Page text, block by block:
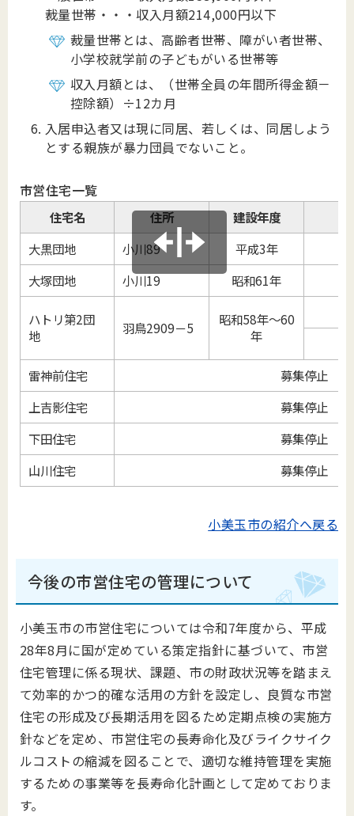
裁量世帯・・・収入月額214,000円以下
裁量世帯とは、高齢者世帯、障がい者世帯、
小学校就学前の子どもがいる世帯等
収入月額とは、（世帯全員の年間所得金額－
控除額）÷12カ月
入居申込者又は現に同居、若しくは、同居しよう
とする親族が暴力団員でないこと。
市営住宅一覧
住宅名 住所 建設年度
大黒団地
小川89 平成3年
大塚団地
小川19 昭和61年
ハトリ第2団
地
羽鳥2909－5
昭和58年～60
年
雷神前住宅
募集停止
上吉影住宅
募集停止
下田住宅
募集停止
山川住宅
募集停止
小美玉市の紹介へ戻る
今後の市営住宅の管理について
小美玉市の市営住宅については令和7年度から、平成
28年8⽉に国が定めている策定指針に基づいて、市営
住宅管理に係る現状、課題、市の財政状況等を踏まえ
て効率的かつ的確な活⽤の⽅針を設定し、良質な市営
住宅の形成及び⻑期活⽤を図るため定期点検の実施⽅
針などを定め、市営住宅の⻑寿命化及びライクサイク
ルコストの縮減を図ることで、適切な維持管理を実施
するための事業等を長寿命化計画として定めておりま
す。